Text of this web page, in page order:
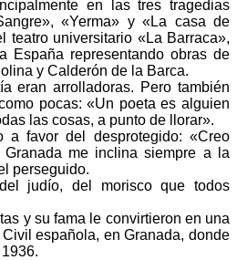
en las tres tragedias
«Yerma» y «La casa de
teatro universitario «La Barraca»,
España representando obras de
y Calderón de la Barca.
eran arrolladoras. Pero también
pocas: «Un poeta es alguien
las cosas, a punto de llorar».
a favor del desprotegido: «Creo
me inclina siempre a la
perseguido.
judío, del morisco que todos
y su fama le convirtieron en una
española, en Granada, donde